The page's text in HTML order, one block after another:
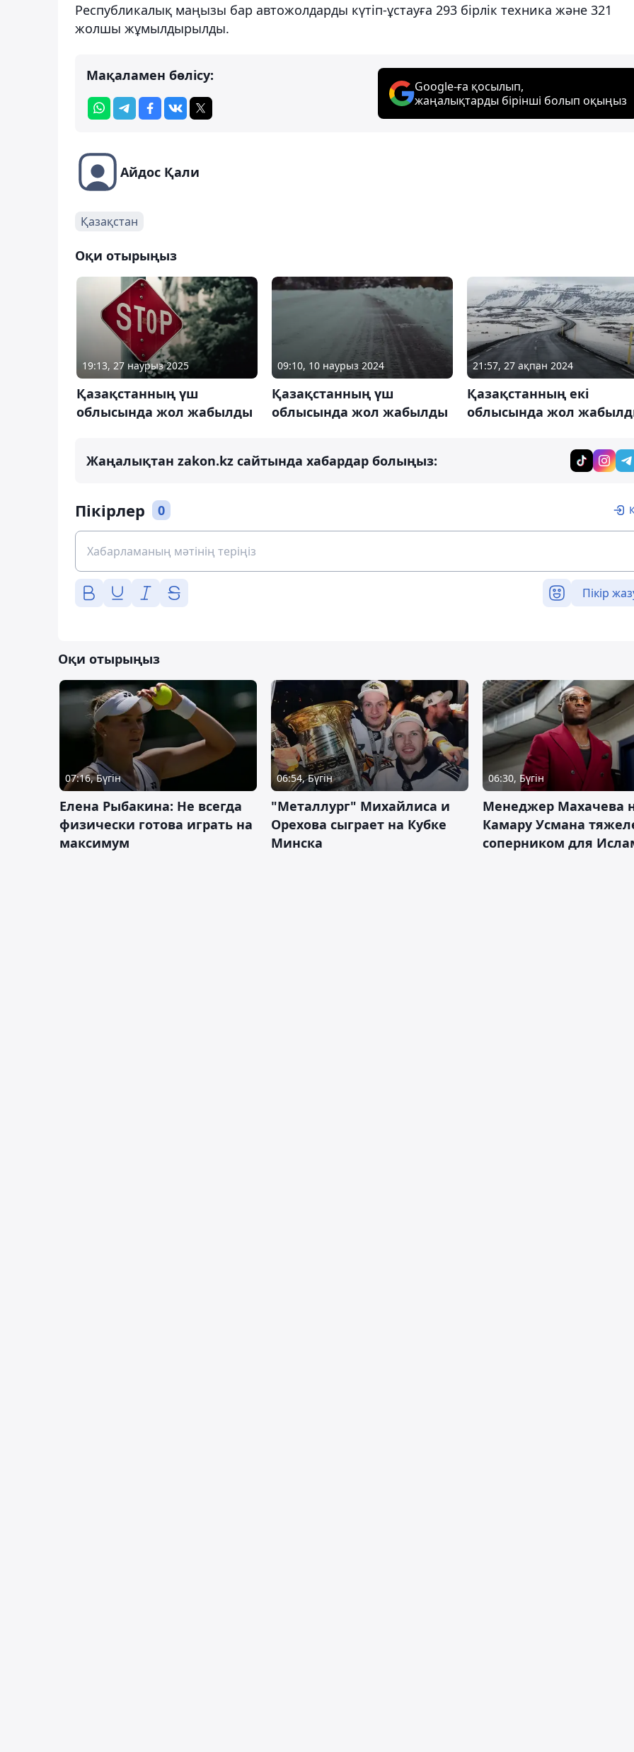
Республикалық маңызы бар автожолдарды күтіп-ұстауға 293 бірлік техника және 321
жолшы жұмылдырылды.
Мақаламен бөлісу:
Google-ға қосылып,
жаңалықтарды бірінші болып оқыңыз
Айдос Қали
Қазақстан
Оқи отырыңыз
19:13, 27 наурыз 2025
Қазақстанның үш
облысында жол жабылды
09:10, 10 наурыз 2024
Қазақстанның үш
облысында жол жабылды
21:57, 27 ақпан 2024
Қазақстанның екі
облысында жол
Жаңалықтан zakon.kz сайтында хабардар болыңыз:
Пікірлер 0
Пікір
Оқи отырыңыз
07:16, Бүгін
Елена Рыбакина: Не всегда
физически готова играть на
максимум
06:54, Бүгін
"Металлург" Михайлиса и
Орехова сыграет на Кубке
Минска
06:30, Бүгін
Менеджер Махачева
Камару Усмана
соперником для